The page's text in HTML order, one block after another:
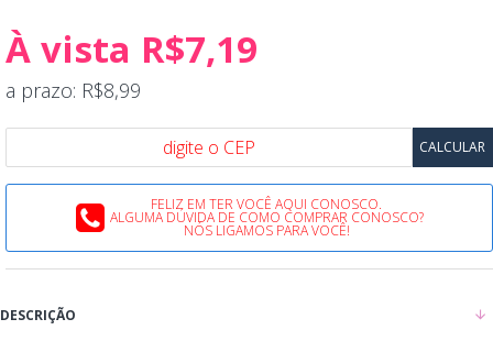
À vista R$7,19
a prazo: R$8,99
FELIZ EM TER VOCÊ AQUI CONOSCO.
ALGUMA DÚVIDA DE COMO COMPRAR CONOSCO?
NÓS LIGAMOS PARA VOCÊ!
DESCRIÇÃO